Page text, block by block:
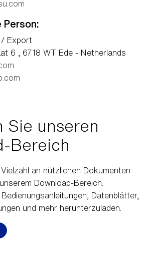
/ Export
6 , 6718 WT Ede - Netherlands
Sie unseren
Bereich
an nützlichen Dokumenten
Download-Bereich.
Datenblätter,
und mehr herunterzuladen.